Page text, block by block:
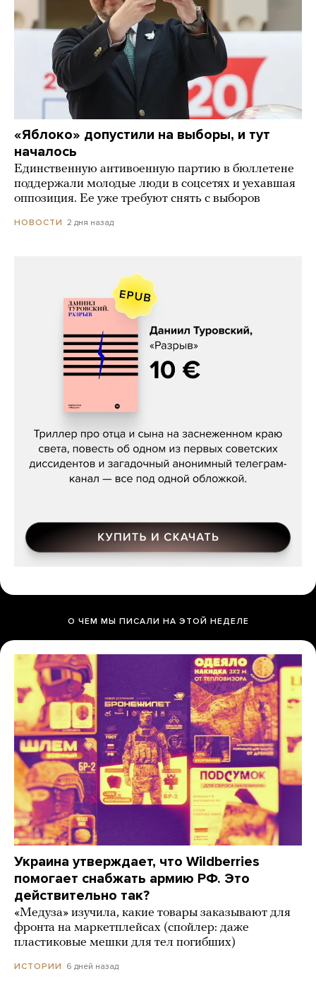
«Яблоко» допустили на выборы, и тут
началось
Единственную антивоенную партию в бюллетене
поддержали молодые люди в соцсетях и уехавшая
оппозиция. Ее уже требуют снять с выборов
НОВОСТИ 2 дня назад
Даниил Туровский, «Разрыв»
О ЧЕМ МЫ ПИСАЛИ НА ЭТОЙ НЕДЕЛЕ
Украина утверждает, что Wildberries
помогает снабжать армию РФ. Это
действительно так?
«Медуза» изучила, какие товары заказывают для
фронта на маркетплейсах (спойлер: даже
пластиковые мешки для тел погибших)
ИСТОРИИ 6 дней назад